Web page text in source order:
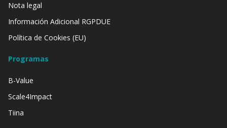
Nota legal
Información Adicional RGPDUE
Política de Cookies (EU)
Programas
B-Value
Scale4Impact
Tiina